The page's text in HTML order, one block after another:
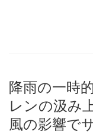
降雨の一時
レンの汲み
風の影響で